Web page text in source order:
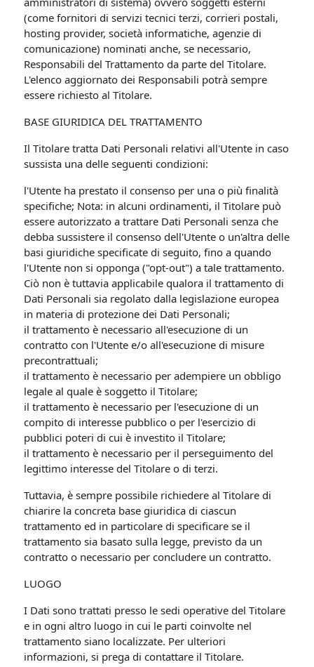
(come fornitori di servizi tecnici terzi, corrieri postali,
hosting provider, società informatiche, agenzie di
comunicazione) nominati anche, se necessario,
Responsabili del Trattamento da parte del Titolare.
L'elenco aggiornato dei Responsabili potrà sempre
essere richiesto al Titolare.
BASE GIURIDICA DEL TRATTAMENTO
Il Titolare tratta Dati Personali relativi all'Utente in caso
sussista una delle seguenti condizioni:
l'Utente ha prestato il consenso per una o più finalità
specifiche; Nota: in alcuni ordinamenti, il Titolare può
essere autorizzato a trattare Dati Personali senza che
debba sussistere il consenso dell'Utente o un'altra delle
basi giuridiche specificate di seguito, fino a quando
l'Utente non si opponga ("opt-out") a tale trattamento.
Ciò non è tuttavia applicabile qualora il trattamento di
Dati Personali sia regolato dalla legislazione europea
in materia di protezione dei Dati Personali;
il trattamento è necessario all'esecuzione di un
contratto con l'Utente e/o all'esecuzione di misure
precontrattuali;
il trattamento è necessario per adempiere un obbligo
legale al quale è soggetto il Titolare;
il trattamento è necessario per l'esecuzione di un
compito di interesse pubblico o per l'esercizio di
pubblici poteri di cui è investito il Titolare;
il trattamento è necessario per il perseguimento del
legittimo interesse del Titolare o di terzi.
Tuttavia, è sempre possibile richiedere al Titolare di
chiarire la concreta base giuridica di ciascun
trattamento ed in particolare di specificare se il
trattamento sia basato sulla legge, previsto da un
contratto o necessario per concludere un contratto.
LUOGO
I Dati sono trattati presso le sedi operative del Titolare
e in ogni altro luogo in cui le parti coinvolte nel
trattamento siano localizzate. Per ulteriori
informazioni, si prega di contattare il Titolare.